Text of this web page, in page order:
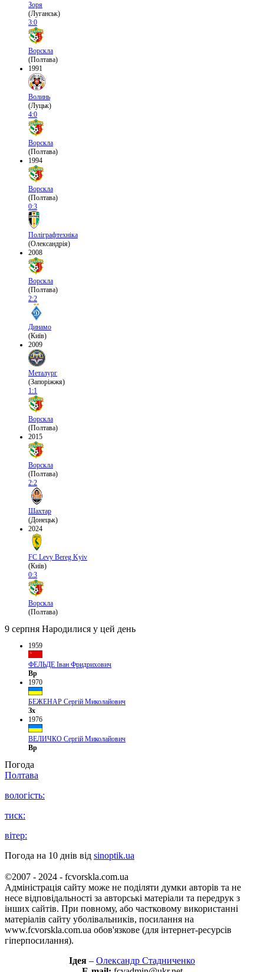
Зоря
(Луганськ)
3:0
Ворскла
(Полтава)
1991
Волинь
(Луцьк)
4:0
Ворскла
(Полтава)
1994
Ворскла
(Полтава)
0:3
Поліграфтехніка
(Олександрія)
2008
Ворскла
(Полтава)
2:2
Динамо
(Київ)
2009
Металург
(Запоріжжя)
1:1
Ворскла
(Полтава)
2015
Ворскла
(Полтава)
2:2
Шахтар
(Донецьк)
2024
FC Levy Bereg Kyiv
(Київ)
0:3
Ворскла
(Полтава)
9 серпня Народилися у цей день
1959
ФЕЛЬДЕ Іван Фридрихович
Вр
1970
БЕЖЕНАР Сергій Миколайович
Зх
1976
ВЕЛИЧКО Сергій Миколайович
Вр
Погода
Полтава
вологість:
тиск:
вітер:
Погода на 10 днів від sinoptik.ua
©2007 - 2024 - fcvorskla.com.ua
Адміністрація сайту може не поділяти думки авторів та не
несе відповідальності за авторські матеріали та передрук з
інших сайтів. При повному, або частковому використанні
матеріалів сайту уболівальників, посилання на
www.fcvorskla.com.ua обов'язкове (для інтернет-ресурсів
гіперпосилання).
Ідея – Олександр Стадниченко